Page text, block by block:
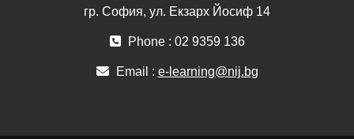
гр. София, ул. Екзарх Йосиф 14
Phone : 02 9359 136
Email : e-learning@nij.bg